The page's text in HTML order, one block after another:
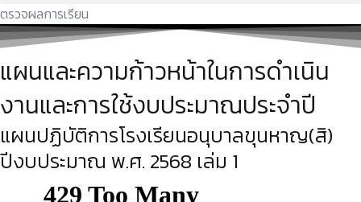
ตรวจผลการเรียน
แผนและความก้าวหน้าในการดำเนิน
งานและการใช้งบประมาณประจำปี
แผนปฏิบัติการโรงเรียนอนุบาลขุนหาญ(สิ)
ปีงบประมาณ พ.ศ. 2568 เล่ม 1